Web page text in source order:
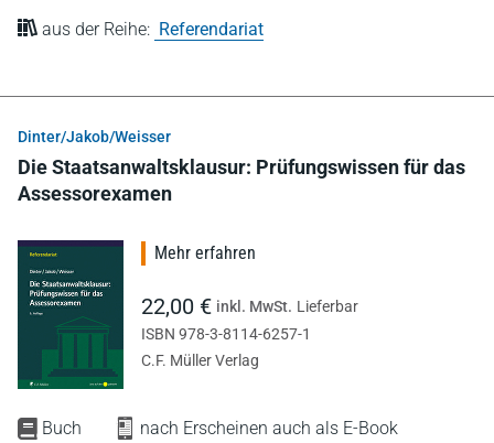
aus der Reihe: Referendariat
Dinter/Jakob/Weisser
Die Staatsanwaltsklausur: Prüfungswissen für das
Assessorexamen
Buch
nach Erscheinen auch als E-Book
Mehr erfahren
22,00 € inkl. MwSt. Lieferbar
ISBN 978-3-8114-6257-1
C.F. Müller Verlag